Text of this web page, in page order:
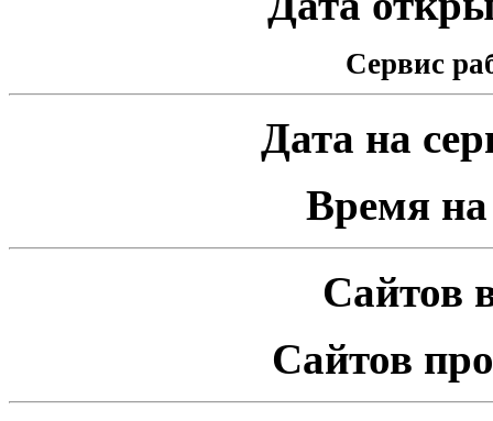
Сервис
Дата на
Время на
Сайтов
Сайтов